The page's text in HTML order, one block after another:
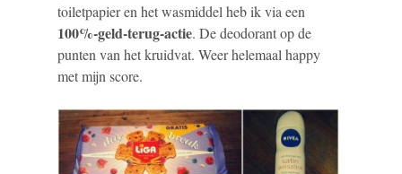
toiletpapier en het wasmiddel heb ik via een
100%-geld-terug-actie. De deodorant op de
punten van het kruidvat. Weer helemaal happy
met mijn score.